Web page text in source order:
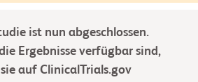
ist nun abgeschlossen.
Ergebnisse verfügbar sind,
auf ClinicalTrials.gov